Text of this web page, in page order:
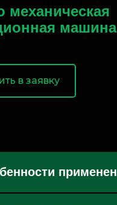
механическая
в заявку